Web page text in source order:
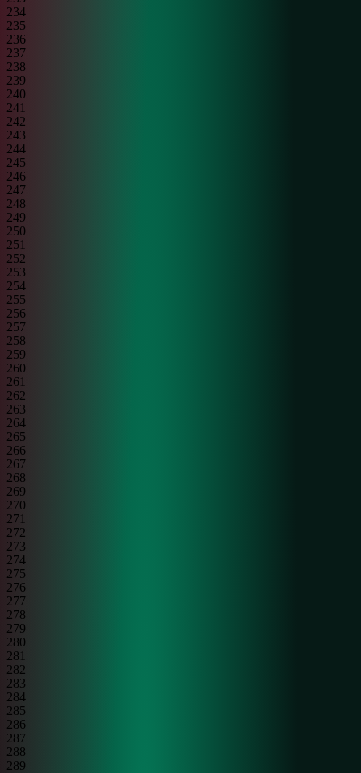
234
235
236
237
238
239
240
241
242
243
244
245
246
247
248
249
250
251
252
253
254
255
256
257
258
259
260
261
262
263
264
265
266
267
268
269
270
271
272
273
274
275
276
277
278
279
280
281
282
283
284
285
286
287
288
289